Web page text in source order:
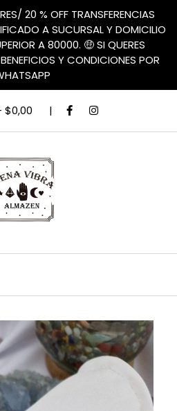
20 % OFF TRANSFERENCIAS
A SUCURSAL Y DOMICILIO
A 80000. 🤑 SI QUERES
Y CONDICIONES POR
$0,00